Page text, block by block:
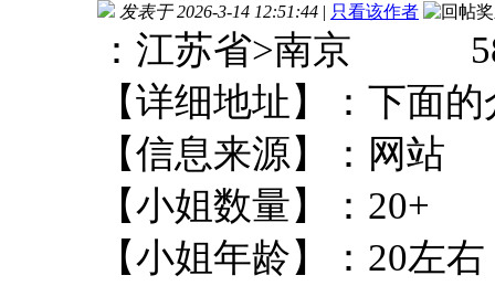
发表于 2026-3-14 12:51:44 | 只看该作者
：江苏省>南京
【详细地址】：
【信息来源】：
【小姐数量】：
【小姐年龄】：